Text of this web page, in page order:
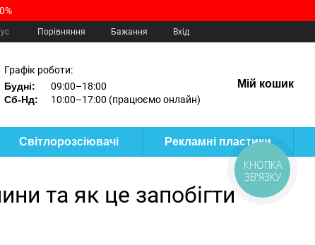
Порівняння Бажання Вхід
Графік роботи:
Будні:
09:00–18:00
Сб-Нд:
10:00–17:00 (працюємо онлайн)
Мій кошик
Світлорозсіювачі Рекламні пластики
та як це запобігти
КНОПКА
ЗВ'ЯЗКУ